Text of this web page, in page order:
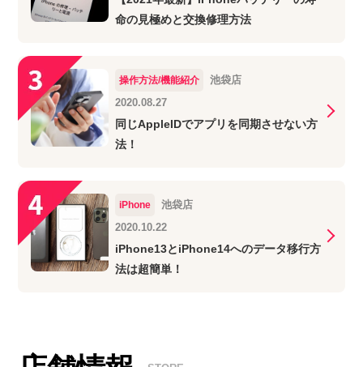
命の見極めと交換修理方法
操作方法/機能紹介
池袋店
2020.08.27
同じAppleIDでアプリを同期させない方
法！
iPhone
池袋店
2020.10.22
iPhone13とiPhone14へのデータ移行方
法は超簡単！